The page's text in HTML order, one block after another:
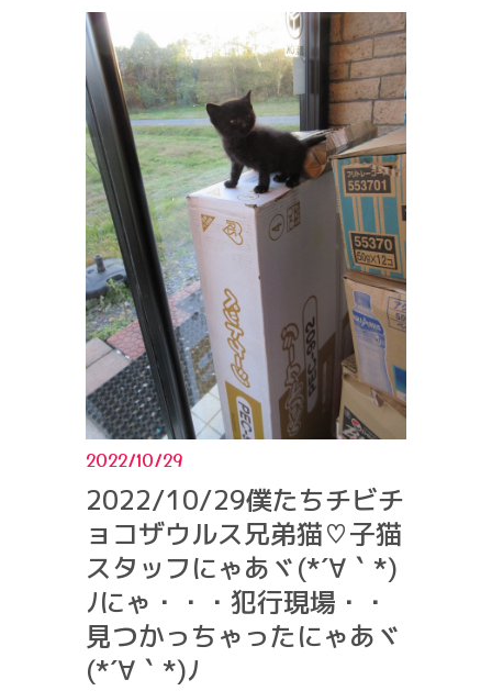
2022/10/29
2022/10/29僕たちチビチ
ョコザウルス兄弟猫♡子猫
スタッフにゃあヾ(*´∀｀*)
ﾉにゃ・・・犯行現場・・
見つかっちゃったにゃあヾ
(*´∀｀*)ﾉ